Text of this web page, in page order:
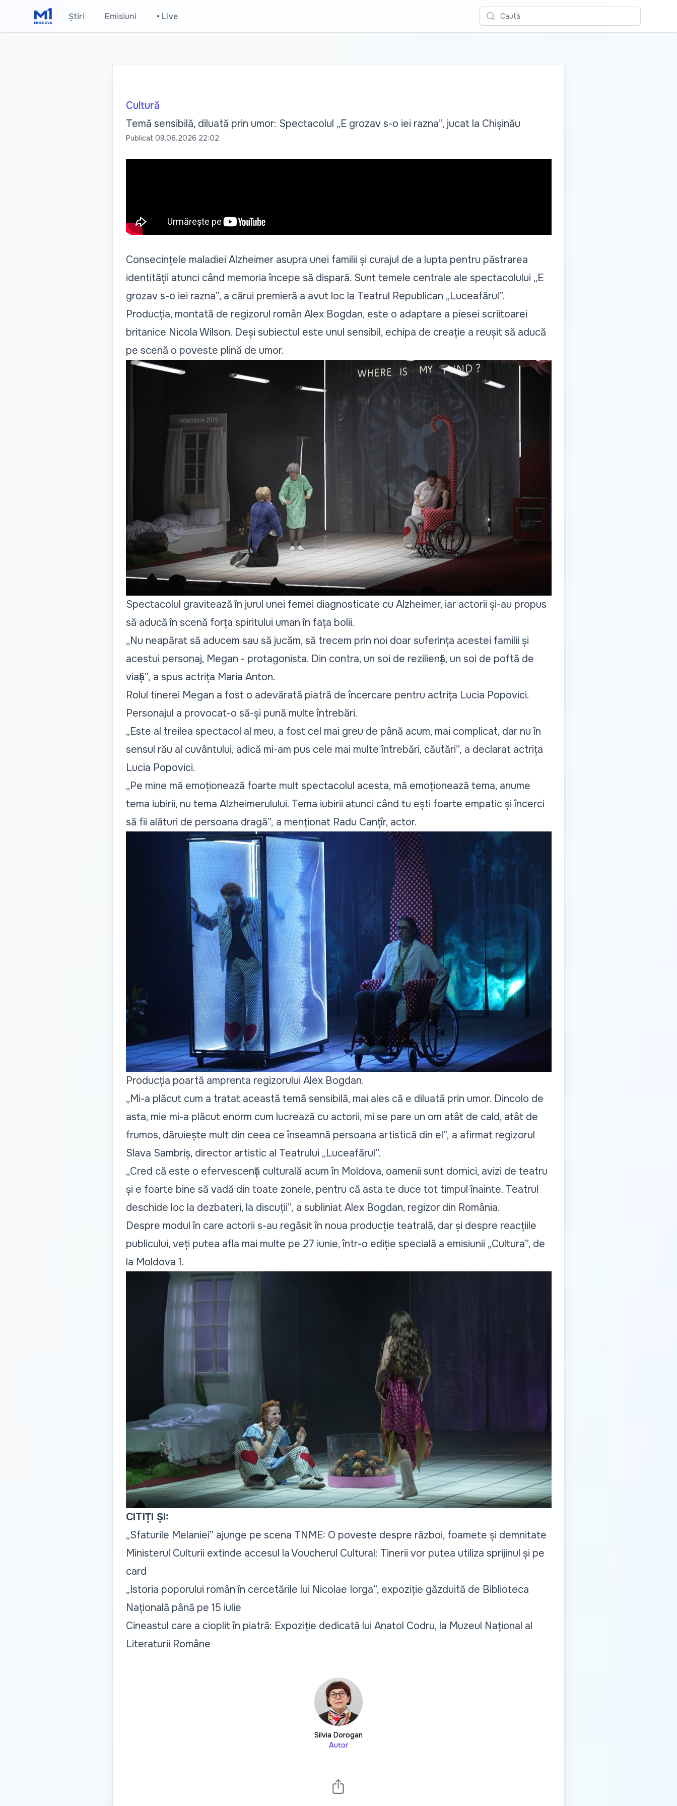
Știri Emisiuni • Live Caută
Cultură
Temă sensibilă, diluată prin umor: Spectacolul „E grozav s-o iei razna”, jucat la Chișinău
Publicat 09.06.2026 22:02
Consecințele maladiei Alzheimer asupra unei familii și curajul de a lupta pentru păstrarea
identității atunci când memoria începe să dispară. Sunt temele centrale ale spectacolului „E
grozav s-o iei razna”, a cărui premieră a avut loc la Teatrul Republican „Luceafărul”.
Producția, montată de regizorul român Alex Bogdan, este o adaptare a piesei scriitoarei
britanice Nicola Wilson. Deși subiectul este unul sensibil, echipa de creație a reușit să aducă
pe scenă o poveste plină de umor.
Spectacolul gravitează în jurul unei femei diagnosticate cu Alzheimer, iar actorii și-au propus
să aducă în scenă forța spiritului uman în fața bolii.
„Nu neapărat să aducem sau să jucăm, să trecem prin noi doar suferința acestei familii și
acestui personaj, Megan - protagonista. Din contra, un soi de reziliență, un soi de poftă de
viață”, a spus actrița Maria Anton.
Rolul tinerei Megan a fost o adevărată piatră de încercare pentru actrița Lucia Popovici.
Personajul a provocat-o să-și pună multe întrebări.
„Este al treilea spectacol al meu, a fost cel mai greu de până acum, mai complicat, dar nu în
sensul rău al cuvântului, adică mi-am pus cele mai multe întrebări, căutări”, a declarat actrița
Lucia Popovici.
„Pe mine mă emoționează foarte mult spectacolul acesta, mă emoționează tema, anume
tema iubirii, nu tema Alzheimerulului. Tema iubirii atunci când tu ești foarte empatic și încerci
să fii alături de persoana dragă”, a menționat Radu Canțîr, actor.
Producția poartă amprenta regizorului Alex Bogdan.
„Mi-a plăcut cum a tratat această temă sensibilă, mai ales că e diluată prin umor. Dincolo de
asta, mie mi-a plăcut enorm cum lucrează cu actorii, mi se pare un om atât de cald, atât de
frumos, dăruiește mult din ceea ce înseamnă persoana artistică din el”, a afirmat regizorul
Slava Sambriș, director artistic al Teatrului „Luceafărul”.
„Cred că este o efervescență culturală acum în Moldova, oamenii sunt dornici, avizi de teatru
și e foarte bine să vadă din toate zonele, pentru că asta te duce tot timpul înainte. Teatrul
deschide loc la dezbateri, la discuții”, a subliniat Alex Bogdan, regizor din România.
Despre modul în care actorii s-au regăsit în noua producție teatrală, dar și despre reacțiile
publicului, veți putea afla mai multe pe 27 iunie, într-o ediție specială a emisiunii „Cultura”, de
la Moldova 1.
CITIȚI ȘI:
„Sfaturile Melaniei” ajunge pe scena TNME: O poveste despre război, foamete și demnitate
Ministerul Culturii extinde accesul la Voucherul Cultural: Tinerii vor putea utiliza sprijinul și pe
card
„Istoria poporului român în cercetările lui Nicolae Iorga”, expoziție găzduită de Biblioteca
Națională până pe 15 iulie
Cineastul care a cioplit în piatră: Expoziție dedicată lui Anatol Codru, la Muzeul Național al
Literaturii Române
Silvia Dorogan
Autor